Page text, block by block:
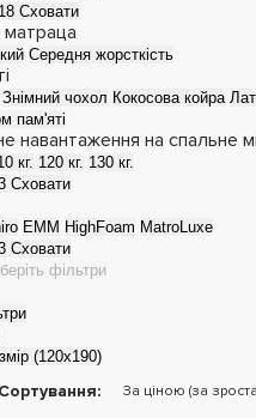
матраци
топери
Сховати
матраца
Середня жорсткість
Знімний чохол Кокосова койра
пам'яті
навантаження на спальне
кг. 120 кг. 130 кг.
Сховати
EMM HighFoam MatroLuxe
Сховати
фільтри
(120x190)
Сортування: За ціною (за